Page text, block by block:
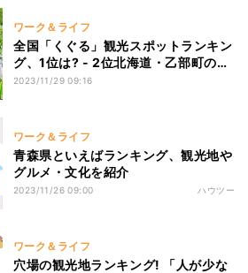
ワーク＆ライフ
全国「くぐる」観光スポットランキン
グ、1位は? - 2位北海道・乙部町のく
ぐり岩、3位広島県・弥山のくぐり岩
2023/11/29 09:16
ワーク＆ライフ
青森県といえばランキング、観光地や
グルメ・文化を紹介
2023/11/26 09:00 ハウツー
ワーク＆ライフ
穴場の観光地ランキング! 「人が少な